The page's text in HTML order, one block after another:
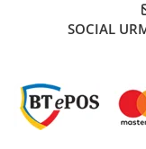
Istorie
Al Doilea Razboi
SOCIAL